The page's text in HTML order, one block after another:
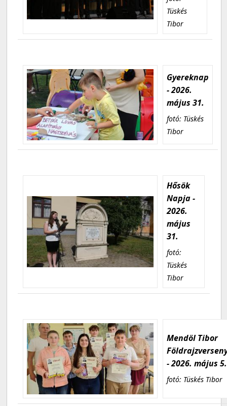
Tüskés
Tibor
Gyereknap
- 2026.
május 31.
fotó: Tüskés
Tibor
Hősök
Napja -
2026.
május
31.
fotó:
Tüskés
Tibor
Mendöl Tibor
- 2026. május 5.
fotó: Tüskés Tibor